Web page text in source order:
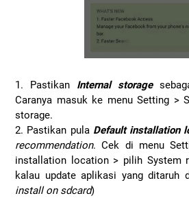
1. Pastikan Internal storage
Caranya masuk ke menu Setting >
storage.
2. Pastikan pula Default installation
recommendation. Cek di menu
installation location > pilih System
kalau update aplikasi yang ditaruh
install on sdcard)